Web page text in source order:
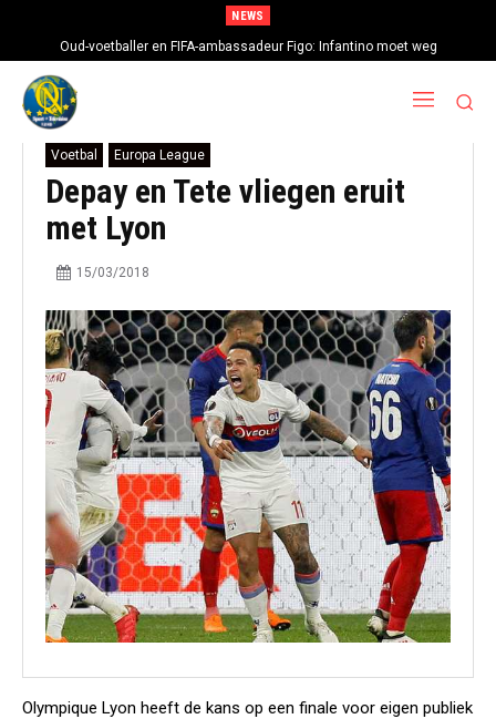
NEWS
Oud-voetballer en FIFA-ambassadeur Figo: Infantino moet weg
Voetbal Europa League
Depay en Tete vliegen eruit
met Lyon
15/03/2018
Olympique Lyon heeft de kans op een finale voor eigen publiek